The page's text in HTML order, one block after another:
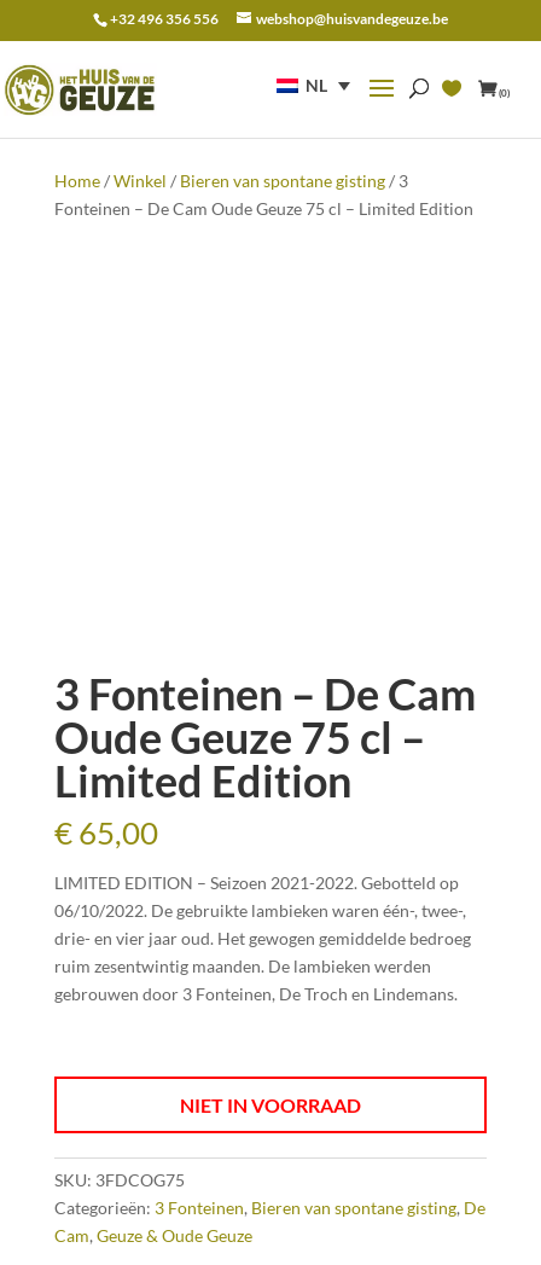
+32 496 356 556 webshop@huisvandegeuze.be
NL (0)
naar:
Home/Winkel / Bieren van spontane gisting/ 3
Fonteinen – De Cam Oude Geuze 75 cl – Limited Edition
3 Fonteinen – De Cam
Oude Geuze 75 cl –
Limited Edition
€65,00
LIMITED EDITION – Seizoen 2021-2022. Gebotteld op
06/10/2022. De gebruikte lambieken waren één-, twee-,
drie- en vier jaar oud. Het gewogen gemiddelde bedroeg
ruim zesentwintig maanden. De lambieken werden
gebrouwen door 3 Fonteinen, De Troch en Lindemans.
NIET IN VOORRAAD
SKU: 3FDCOG75
Categorieën: 3 Fonteinen, Bieren van spontane gisting, De
Cam, Geuze & Oude Geuze